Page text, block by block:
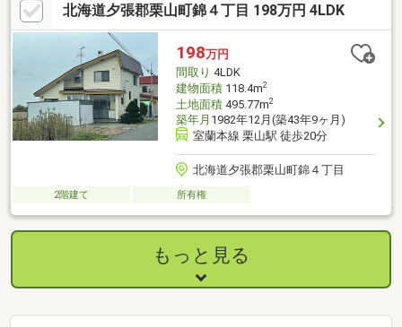
北海道夕張郡栗山町錦４丁目 198万円 4LDK
198万円
間取り 4LDK
建物面積118.4m2
土地面積495.77m2
築年月 1982年12月(築43年9ヶ月)
室蘭本線 栗山駅 徒歩20分
北海道夕張郡栗山町錦４丁目
2階建て 所有権
もっと見る